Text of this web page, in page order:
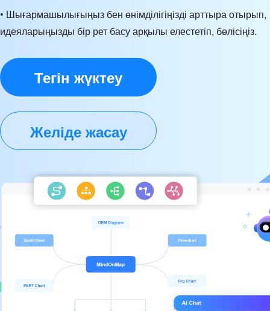
• Шығармашылығыңыз бен өнімділігіңізді арттыра отырып,
идеяларыңызды бір рет басу арқылы елестетіп, бөлісіңіз.
Тегін жүктеу
Желіде жасау